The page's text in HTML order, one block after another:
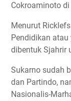
Cokroaminoto di
Menurut
Pendidikan
dibentuk Sjahrir
Sukarno sudah
dan Partindo,
Nasionalis-